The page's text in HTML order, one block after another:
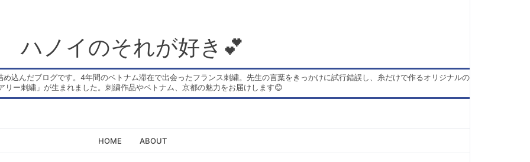
ハノイのそれが好き💕
込んだブログです。4年間のベトナム滞在で出会ったフランス刺繍。先生の言葉をきっかけに試行錯誤し、糸だけで作るオリジナルの
リー刺繍」が生まれました。刺繍作品やベトナム、京都の魅力をお届けします😊
HOME ABOUT